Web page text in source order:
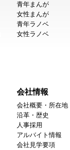
青年まんが
女性まんが
青年ラノベ
女性ラノベ
会社情報
会社概要・所在地
沿革・歴史
人事採用
アルバイト情報
会社見学要項